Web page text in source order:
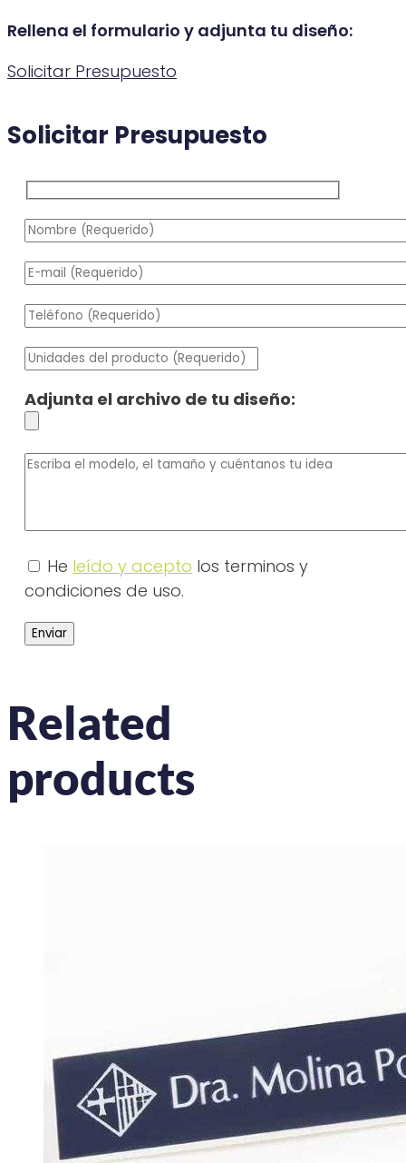
Rellena el formulario y adjunta tu diseño:
Solicitar Presupuesto
Solicitar Presupuesto
Adjunta el archivo de tu diseño:
He leído y acepto los terminos y
condiciones de uso.
Related
products